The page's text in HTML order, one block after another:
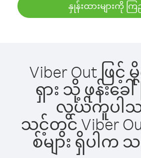
နှုန်းထားများကို ကြ
Viber Out ဖြင့်
ရှား သို့ ဖုန်းခေ
လွယ်ကူပါ
သင့်တွင် Viber
စ်များ ရှိပါက